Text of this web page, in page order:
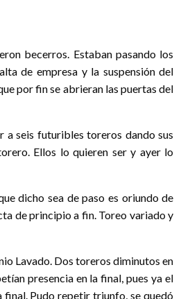
becerros. Estaban pasando los
de empresa y la suspensión del
por fin se abrieran las puertas del
a seis futuribles toreros dando sus
Ellos lo quieren ser y ayer lo
dicho sea de paso es oriundo de
de principio a fin. Toreo variado y
Lavado. Dos toreros diminutos en
presencia en la final, pues ya el
final. Pudo repetir triunfo, se quedó